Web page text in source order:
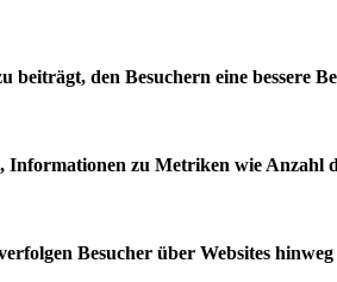
beiträgt, den Besuchern eine bessere
Informationen zu Metriken wie Anzahl
Besucher über Websites